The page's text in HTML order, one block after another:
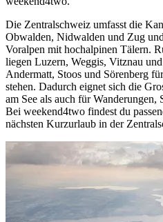
Die Zentralschweiz umfasst die
Obwalden, Nidwalden und Zug
Voralpen mit hochalpinen Tälern.
liegen Luzern, Weggis, Vitznau
Andermatt, Stoos und Sörenberg
stehen. Dadurch eignet sich die
am See als auch für Wanderungen,
Bei weekend4two findest du
nächsten Kurzurlaub in der